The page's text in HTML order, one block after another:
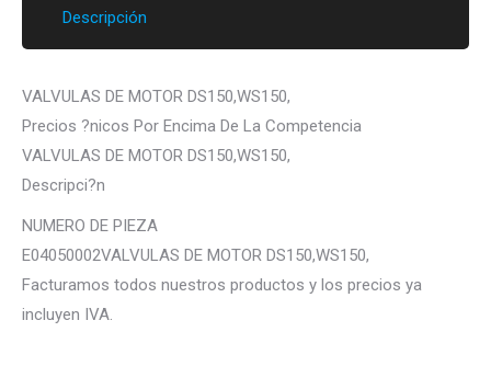
Descripción
VALVULAS DE MOTOR DS150,WS150,
Precios ?nicos Por Encima De La Competencia
VALVULAS DE MOTOR DS150,WS150,
Descripci?n
NUMERO DE PIEZA
E04050002VALVULAS DE MOTOR DS150,WS150,
Facturamos todos nuestros productos y los precios ya
incluyen IVA.